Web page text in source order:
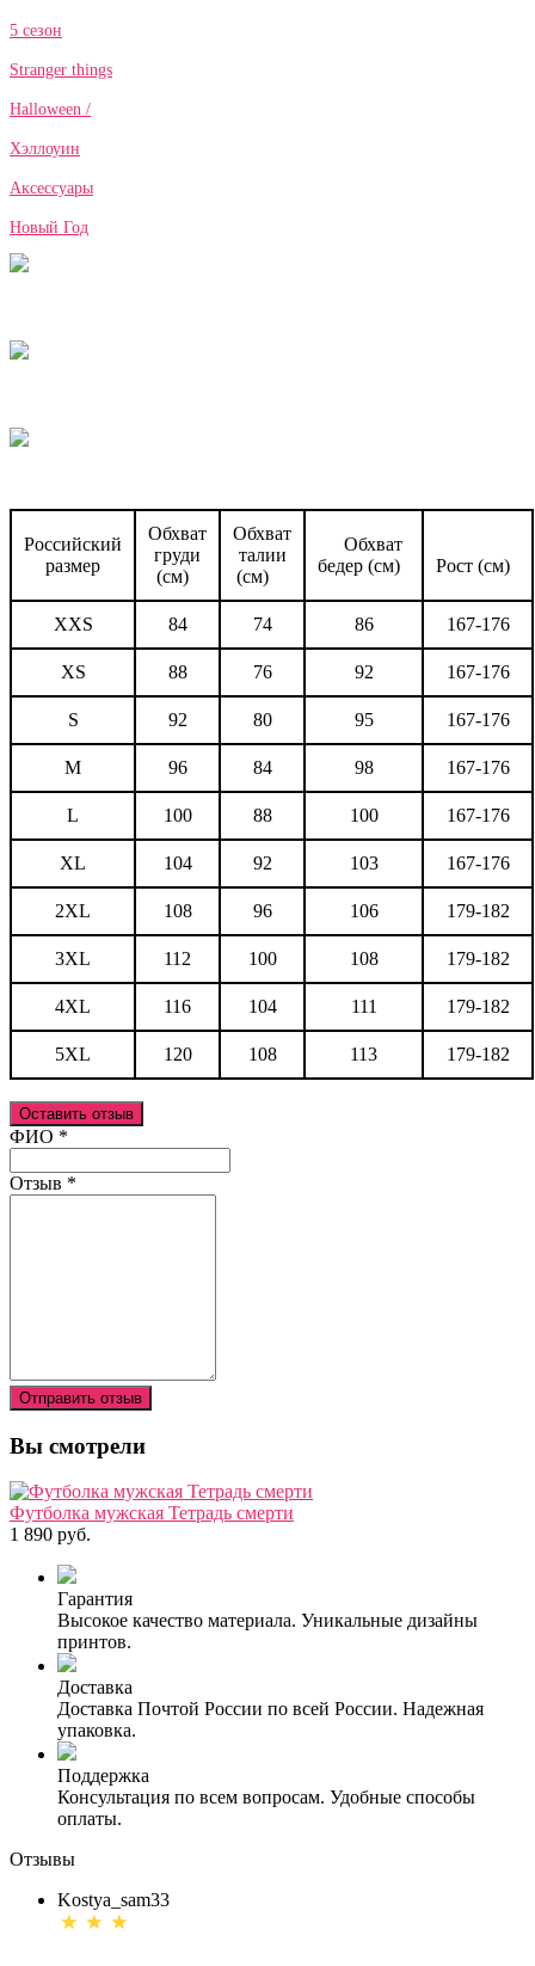
5 сезон
Stranger things
Halloween /
Хэллоуин
Аксессуары
Новый Год
Российский
размер
Обхват
груди
(см)
Обхват
талии
(см)
Обхват
бедер (см)
Рост (см)
XXS 84 74 86 167-176
XS 88 76 92 167-176
S 92 80 95 167-176
M 96 84 98 167-176
L 100 88 100 167-176
XL 104 92 103 167-176
2XL 108 96 106 179-182
3XL 112 100 108 179-182
4XL 116 104 111 179-182
5XL 120 108 113 179-182
Оставить отзыв
Ваш отзыв был отправлен!
ФИО *
Отзыв *
Отправить отзыв
Вы смотрели
Футболка мужская Тетрадь смерти
1 890 руб.
Гарантия
Высокое качество материала. Уникальные дизайны
принтов.
Доставка
Доставка Почтой России по всей России. Надежная
упаковка.
Поддержка
Консультация по всем вопросам. Удобные способы
оплаты.
Отзывы
Kostya_sam33